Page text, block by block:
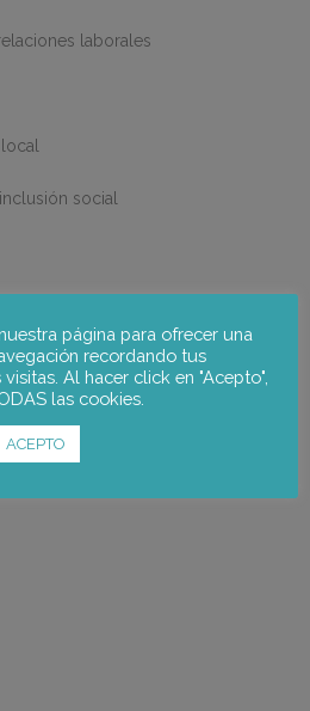
laborales
social
página para ofrecer una
recordando tus
Al hacer click en "Acepto",
las cookies.
ACEPTO